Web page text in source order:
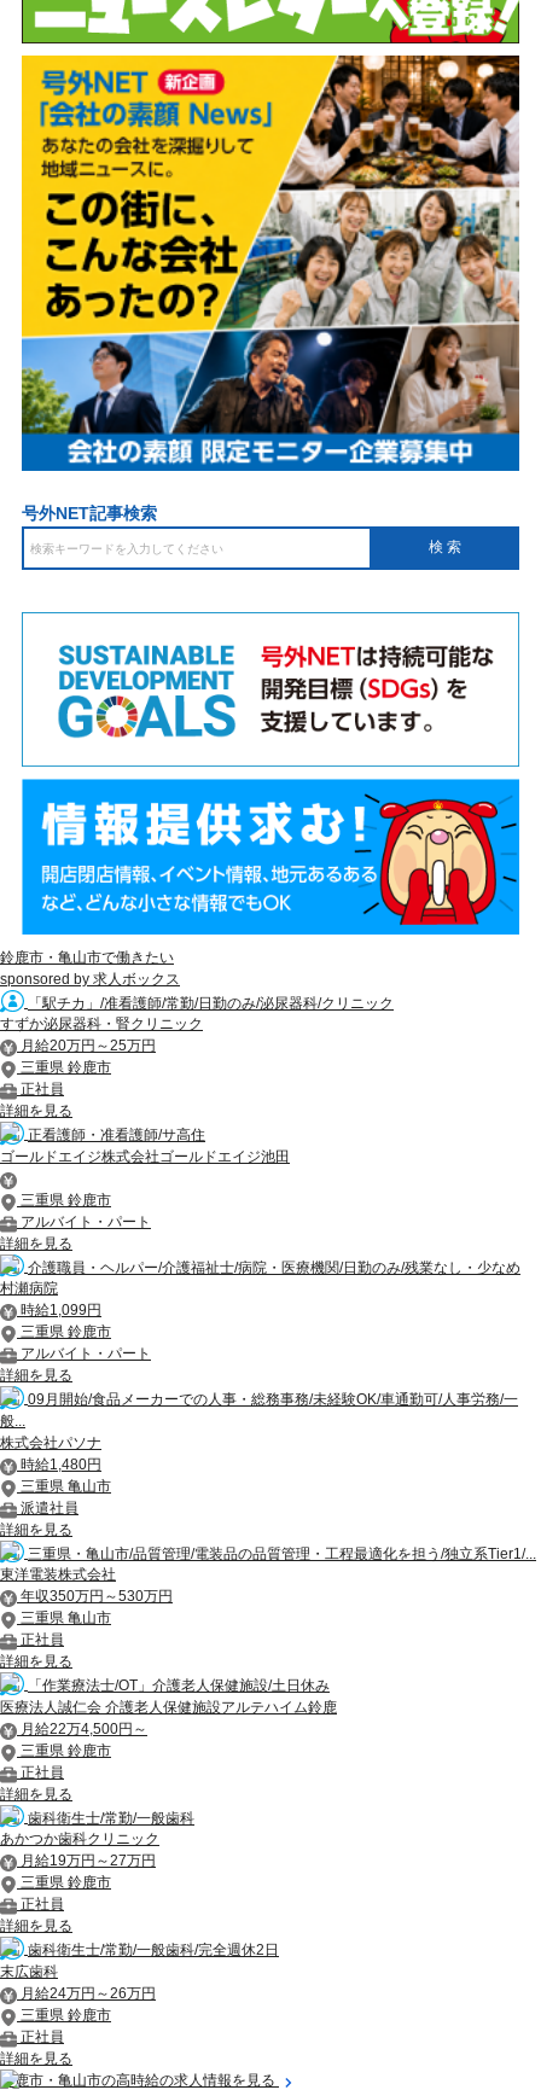
号外NET記事検索
鈴鹿市・亀山市で働きたい
sponsored by 求人ボックス
「駅チカ」/准看護師/常勤/日勤のみ/泌尿器科/クリニック
すずか泌尿器科・腎クリニック
月給20万円～25万円
三重県 鈴鹿市
正社員
詳細を見る
正看護師・准看護師/サ高住
ゴールドエイジ株式会社ゴールドエイジ池田
三重県 鈴鹿市
アルバイト・パート
詳細を見る
介護職員・ヘルパー/介護福祉士/病院・医療機関/日勤のみ/残業なし・少なめ
村瀬病院
時給1,099円
三重県 鈴鹿市
アルバイト・パート
詳細を見る
09月開始/食品メーカーでの人事・総務事務/未経験OK/車通勤可/人事労務/一
般...
株式会社パソナ
時給1,480円
三重県 亀山市
派遣社員
詳細を見る
三重県・亀山市/品質管理/電装品の品質管理・工程最適化を担う/独立系Tier1/...
東洋電装株式会社
年収350万円～530万円
三重県 亀山市
正社員
詳細を見る
「作業療法士/OT」介護老人保健施設/土日休み
医療法人誠仁会 介護老人保健施設アルテハイム鈴鹿
月給22万4,500円～
三重県 鈴鹿市
正社員
詳細を見る
歯科衛生士/常勤/一般歯科
あかつか歯科クリニック
月給19万円～27万円
三重県 鈴鹿市
正社員
詳細を見る
歯科衛生士/常勤/一般歯科/完全週休2日
末広歯科
月給24万円～26万円
三重県 鈴鹿市
正社員
詳細を見る
鈴鹿市・亀山市の高時給の求人情報を見る